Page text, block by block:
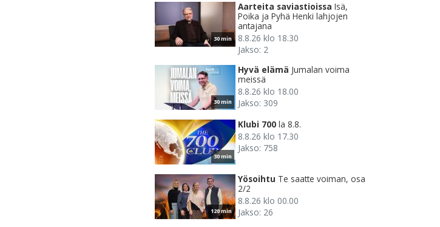
30 min
Aarteita saviastioissa Isä,
Poika ja Pyhä Henki lahjojen
antajana
8.8.26 klo 18.30
Jakso: 2
30 min
Hyvä elämä Jumalan voima
meissä
8.8.26 klo 18.00
Jakso: 309
30 min
Klubi 700 la 8.8.
8.8.26 klo 17.30
Jakso: 758
120 min
Yösoihtu Te saatte voiman, osa
2/2
8.8.26 klo 00.00
Jakso: 26